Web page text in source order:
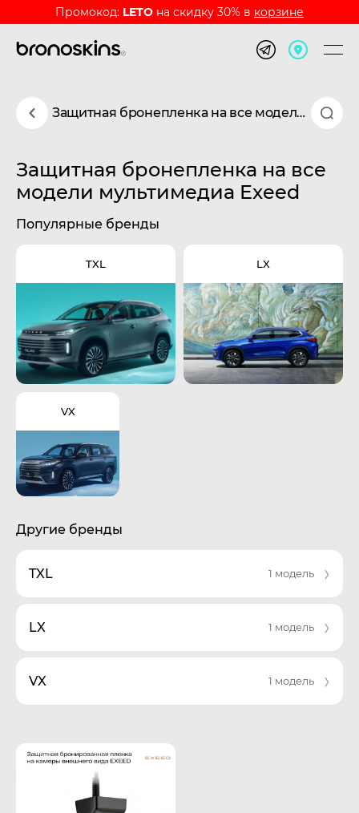
Промокод: LETO на скидку 30% в корзине
Защитная бронепленка на все модели мультимедиа Exeed
Защитная бронепленка на все
модели мультимедиа Exeed
Популярные бренды
TXL LX
VX
Другие бренды
TXL 1 модель
LX 1 модель
VX 1 модель